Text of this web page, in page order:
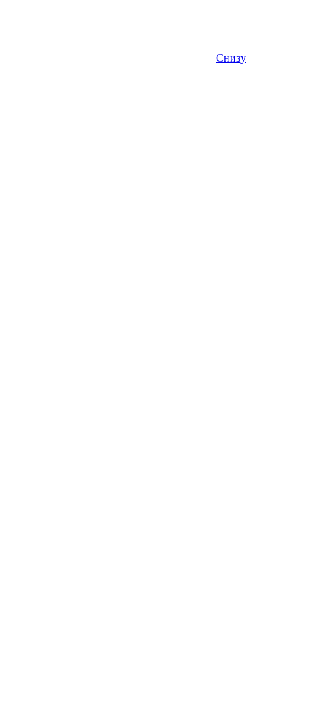
Снизу